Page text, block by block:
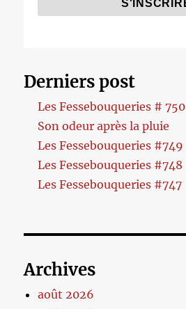
Derniers post
Les Fessebouqueries # 750
Son odeur après la pluie
Les Fessebouqueries #749
Les Fessebouqueries #748
Les Fessebouqueries #747
Archives
août 2026